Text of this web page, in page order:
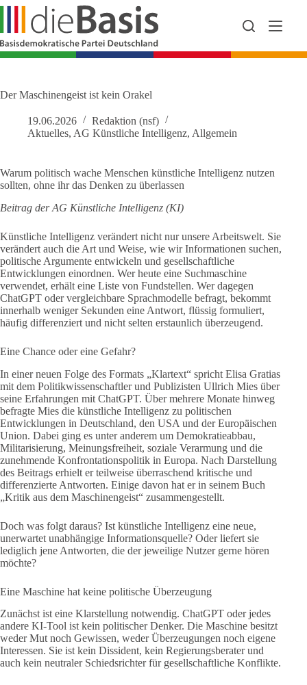
Zum
springen
Der Maschinengeist ist kein Orakel
19.06.2026
Redaktion (nsf)
Aktuelles, AG Künstliche Intelligenz, Allgemein
Warum politisch wache Menschen künstliche Intelligenz nutzen
sollten, ohne ihr das Denken zu überlassen
Beitrag der AG Künstliche Intelligenz (KI)
Künstliche Intelligenz verändert nicht nur unsere Arbeitswelt. Sie
verändert auch die Art und Weise, wie wir Informationen suchen,
politische Argumente entwickeln und gesellschaftliche
Entwicklungen einordnen. Wer heute eine Suchmaschine
verwendet, erhält eine Liste von Fundstellen. Wer dagegen
ChatGPT oder vergleichbare Sprachmodelle befragt, bekommt
innerhalb weniger Sekunden eine Antwort, flüssig formuliert,
häufig differenziert und nicht selten erstaunlich überzeugend.
Eine Chance oder eine Gefahr?
In einer neuen Folge des Formats „Klartext“ spricht Elisa Gratias
mit dem Politikwissenschaftler und Publizisten Ullrich Mies über
seine Erfahrungen mit ChatGPT. Über mehrere Monate hinweg
befragte Mies die künstliche Intelligenz zu politischen
Entwicklungen in Deutschland, den USA und der Europäischen
Union. Dabei ging es unter anderem um Demokratieabbau,
Militarisierung, Meinungsfreiheit, soziale Verarmung und die
zunehmende Konfrontationspolitik in Europa. Nach Darstellung
des Beitrags erhielt er teilweise überraschend kritische und
differenzierte Antworten. Einige davon hat er in seinem Buch
„Kritik aus dem Maschinengeist“ zusammengestellt.
Doch was folgt daraus? Ist künstliche Intelligenz eine neue,
unerwartet unabhängige Informationsquelle? Oder liefert sie
lediglich jene Antworten, die der jeweilige Nutzer gerne hören
möchte?
Eine Maschine hat keine politische Überzeugung
Zunächst ist eine Klarstellung notwendig. ChatGPT oder jedes
andere KI-Tool ist kein politischer Denker. Die Maschine besitzt
weder Mut noch Gewissen, weder Überzeugungen noch eigene
Interessen. Sie ist kein Dissident, kein Regierungsberater und
auch kein neutraler Schiedsrichter für gesellschaftliche Konflikte.